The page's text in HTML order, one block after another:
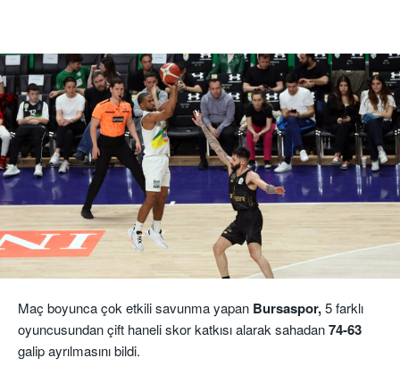
Maç boyunca çok etkili savunma yapan Bursaspor,5 farklı
oyuncusundan çift haneli skor katkısı alarak sahadan74-63
galip ayrılmasını bildi.